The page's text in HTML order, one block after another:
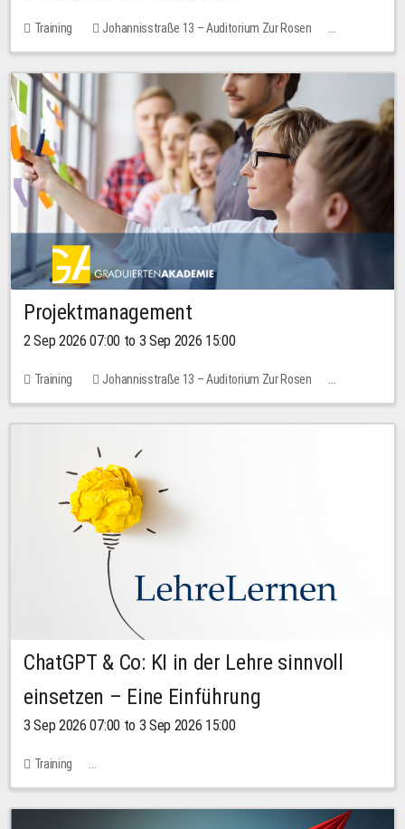
Training
Johannisstraße 13 – Auditorium Zur Rosen
1 place
Projektmanagement
2 Sep 2026 07:00 to 3 Sep 2026 15:00
Training
Johannisstraße 13 – Auditorium Zur Rosen
No free places
30.00 EUR
ChatGPT & Co: KI in der Lehre sinnvoll
einsetzen – Eine Einführung
3 Sep 2026 07:00 to 3 Sep 2026 15:00
Training
Bachstraße 18k - SR 102 (Seminarraum Servicestelle LehreLernen)